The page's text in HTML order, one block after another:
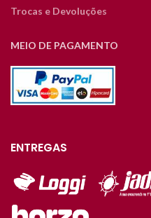
Trocas e Devoluções
MEIO DE PAGAMENTO
ENTREGAS